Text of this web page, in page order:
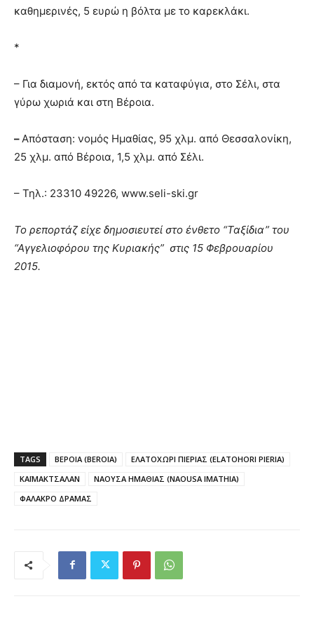
καθημερινές, 5 ευρώ η βόλτα με το καρεκλάκι.
*
– Για διαμονή, εκτός από τα καταφύγια, στο Σέλι, στα
γύρω χωριά και στη Βέροια.
– Απόσταση: νομός Ημαθίας, 95 χλμ. από Θεσσαλονίκη,
25 χλμ. από Βέροια, 1,5 χλμ. από Σέλι.
– Τηλ.: 23310 49226, www.seli-ski.gr
Το ρεπορτάζ είχε δημοσιευτεί στο ένθετο “Ταξίδια” του
“Αγγελιοφόρου της Κυριακής” στις 15 Φεβρουαρίου
2015.
TAGS ΒΕΡΟΙΑ (BEROIA)
ΕΛΑΤΟΧΩΡΙ ΠΙΕΡΙΑΣ (ELATOHORI PIERIA)
ΚΑΪΜΑΚΤΣΑΛΑΝ
ΝΑΟΥΣΑ ΗΜΑΘΙΑΣ (NAOUSA IMATHIA)
ΦΑΛΑΚΡΟ ΔΡΑΜΑΣ